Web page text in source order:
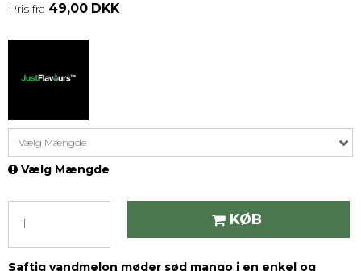
Pris fra 49,00 DKK
Vælg Mængde
Vælg Mængde
KØB
Saftig vandmelon møder sød mango i en enkel og